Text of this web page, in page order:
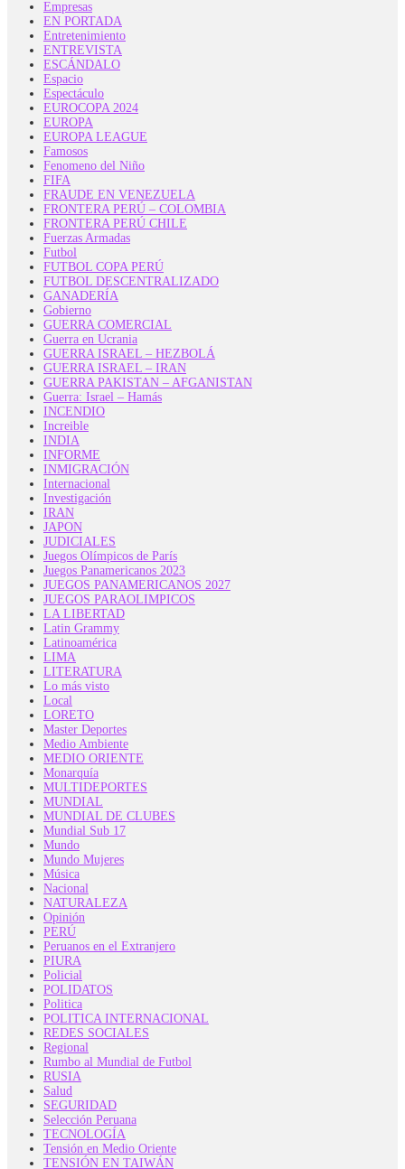
Empresas
EN PORTADA
Entretenimiento
ENTREVISTA
ESCÁNDALO
Espacio
Espectáculo
EUROCOPA 2024
EUROPA
EUROPA LEAGUE
Famosos
Fenomeno del Niño
FIFA
FRAUDE EN VENEZUELA
FRONTERA PERÚ – COLOMBIA
FRONTERA PERÚ CHILE
Fuerzas Armadas
Futbol
FUTBOL COPA PERÚ
FUTBOL DESCENTRALIZADO
GANADERÍA
Gobierno
GUERRA COMERCIAL
Guerra en Ucrania
GUERRA ISRAEL – HEZBOLÁ
GUERRA ISRAEL – IRAN
GUERRA PAKISTAN – AFGANISTAN
Guerra: Israel – Hamás
INCENDIO
Increible
INDIA
INFORME
INMIGRACIÓN
Internacional
Investigación
IRAN
JAPON
JUDICIALES
Juegos Olímpicos de París
Juegos Panamericanos 2023
JUEGOS PANAMERICANOS 2027
JUEGOS PARAOLIMPICOS
LA LIBERTAD
Latin Grammy
Latinoamérica
LIMA
LITERATURA
Lo más visto
Local
LORETO
Master Deportes
Medio Ambiente
MEDIO ORIENTE
Monarquía
MULTIDEPORTES
MUNDIAL
MUNDIAL DE CLUBES
Mundial Sub 17
Mundo
Mundo Mujeres
Música
Nacional
NATURALEZA
Opinión
PERÚ
Peruanos en el Extranjero
PIURA
Policial
POLIDATOS
Politica
POLITICA INTERNACIONAL
REDES SOCIALES
Regional
Rumbo al Mundial de Futbol
RUSIA
Salud
SEGURIDAD
Selección Peruana
TECNOLOGÍA
Tensión en Medio Oriente
TENSIÓN EN TAIWÁN